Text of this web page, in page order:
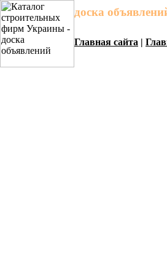
доска
Главная сайта |